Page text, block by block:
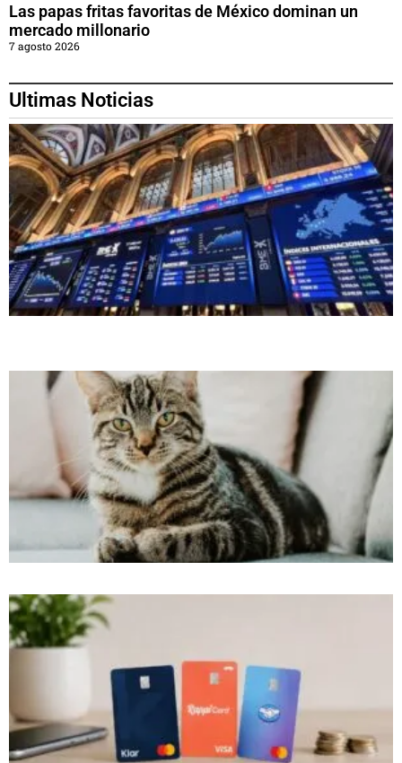
Las papas fritas favoritas de México dominan un
mercado millonario
7 agosto 2026
Ultimas Noticias